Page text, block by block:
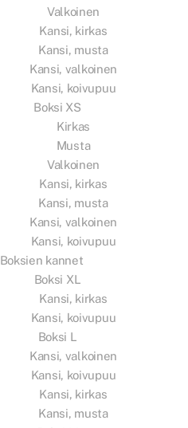
Valkoinen
Kansi, kirkas
Kansi, musta
Kansi, valkoinen
Kansi, koivupuu
Boksi XS
Kirkas
Musta
Valkoinen
Kansi, kirkas
Kansi, musta
Kansi, valkoinen
Kansi, koivupuu
Boksien kannet
Boksi XL
Kansi, kirkas
Kansi, koivupuu
Boksi L
Kansi, valkoinen
Kansi, koivupuu
Kansi, kirkas
Kansi, musta